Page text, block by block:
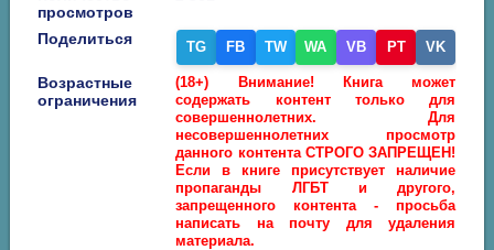
просмотров
Поделиться TG FB TW WA VB PT VK
Возрастные
ограничения
(18+) Внимание! Книга может
содержать контент только для
совершеннолетних. Для
несовершеннолетних просмотр
данного контента СТРОГО ЗАПРЕЩЕН!
Если в книге присутствует наличие
пропаганды ЛГБТ и другого,
запрещенного контента - просьба
написать на почту для удаления
материала.